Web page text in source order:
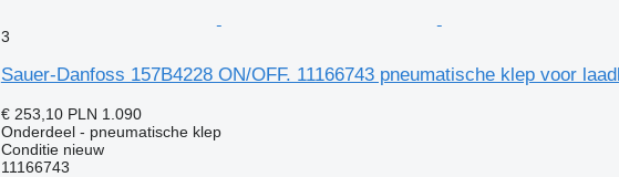
3
Sauer-Danfoss 157B4228 ON/OFF. 11166743 pneumatische klep voor
€ 253,10 PLN 1.090
Onderdeel - pneumatische klep
Conditienieuw
11166743